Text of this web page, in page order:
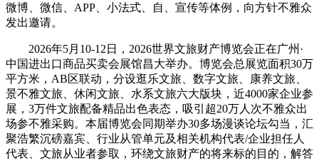
微博、微信、APP、小法式、自、宣传等体例，向方针不雅众
发出邀请。
2026年5月10-12日，2026世界文旅财产博览会正在广州·
中国进出口商品买卖会展馆昌大举办。博览会总展览面积30万
平方米，AB区联动，分设逛乐文旅、数字文旅、康养文旅、
景不雅文旅、休闲文旅、水系文旅六大版块，近4000家企业参
展，3万件文旅配备精品出色表态，吸引超20万人次不雅众出
场参不雅采购。本届博览会同期举办30多场漫谈论坛勾当，汇
聚浩繁沉磅嘉宾、行业从管单元及相关机构代表/企业担任人
代表、文旅从业者参取，环绕文旅财产的将来标的目的，解答